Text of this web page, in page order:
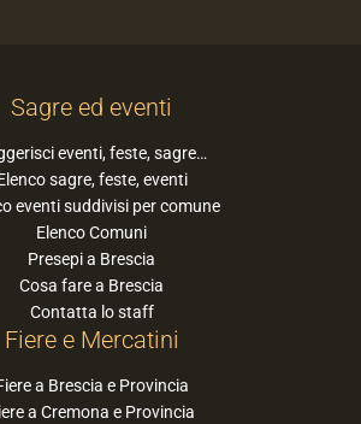
Sagre ed eventi
eventi, feste, sagre…
sagre, feste, eventi
eventi suddivisi per comune
Elenco Comuni
Presepi a Brescia
Cosa fare a Brescia
Contatta lo staff
Fiere e Mercatini
a Brescia e Provincia
a Cremona e Provincia